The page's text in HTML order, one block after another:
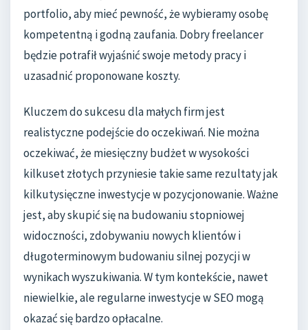
portfolio, aby mieć pewność, że wybieramy osobę
kompetentną i godną zaufania. Dobry freelancer
będzie potrafił wyjaśnić swoje metody pracy i
uzasadnić proponowane koszty.
Kluczem do sukcesu dla małych firm jest
realistyczne podejście do oczekiwań. Nie można
oczekiwać, że miesięczny budżet w wysokości
kilkuset złotych przyniesie takie same rezultaty jak
kilkutysięczne inwestycje w pozycjonowanie. Ważne
jest, aby skupić się na budowaniu stopniowej
widoczności, zdobywaniu nowych klientów i
długoterminowym budowaniu silnej pozycji w
wynikach wyszukiwania. W tym kontekście, nawet
niewielkie, ale regularne inwestycje w SEO mogą
okazać się bardzo opłacalne.